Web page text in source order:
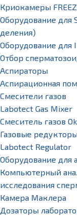
Криокамеры
Оборудование для
деления)
Оборудование
Отбор
Аспираторы
Аспирационная
Смесители газов
Labotect Gas Mixer
Смеситель газов
Газовые
Labotect Regulator
Оборудование для
Компьютерный
исследования
Камера Маклера
Дозаторы